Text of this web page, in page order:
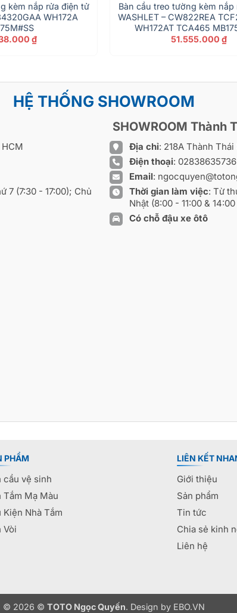
kèm nắp rửa điện tử
WH172A
₫
Bàn cầu treo tường kèm nắp
WASHLET – CW822REA
WH172AT TCA465
51.555.000 ₫
HỆ THỐNG SHOWROOM
7 (7:30 - 17:00); Chủ
SHOWROOM Thành
Địa chỉ: 218A Thành
Điện thoại: 02838635736
Email:
Thời gian làm việc: Từ
Nhật (8:00 - 11:00 &
Có chỗ đậu xe ôtô
PHẨM
cầu vệ sinh
Tắm Mạ Màu
Kiện Nhà Tắm
Vòi
LIÊN KẾT
Giới thiệu
Sản phẩm
Tin tức
Chia sẻ kinh
Liên hệ
© 2026 © TOTO Ngọc Quyến. Design by EBO.VN